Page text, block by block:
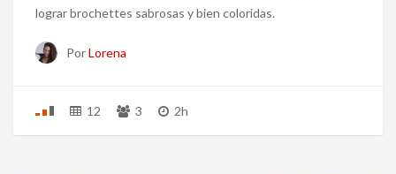
lograr brochettes sabrosas y bien coloridas.
PorLorena
12 3 2h